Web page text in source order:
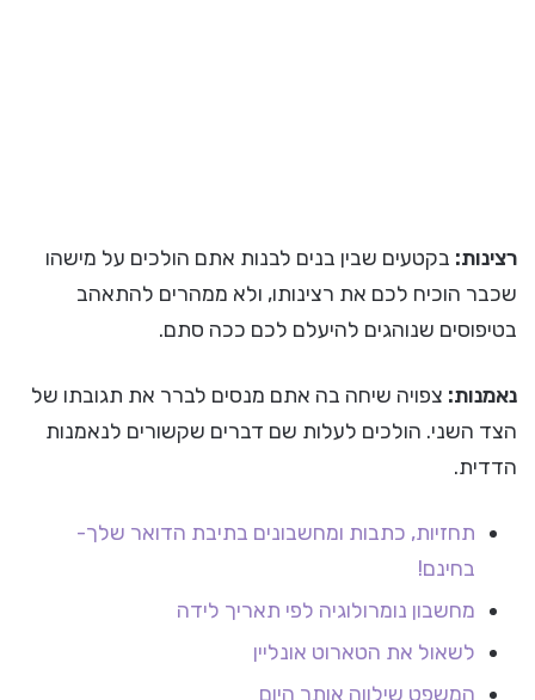
רצינות: בקטעים שבין בנים לבנות אתם הולכים על מישהו
שכבר הוכיח לכם את רצינותו, ולא ממהרים להתאהב
בטיפוסים שנוהגים להיעלם לכם ככה סתם.
נאמנות: צפויה שיחה בה אתם מנסים לברר את תגובתו של
הצד השני. הולכים לעלות שם דברים שקשורים לנאמנות
הדדית.
תחזיות, כתבות ומחשבונים בתיבת הדואר שלך-
בחינם!
מחשבון נומרולוגיה לפי תאריך לידה
לשאול את הטארוט אונליין
המשפט שילווה אותך היום